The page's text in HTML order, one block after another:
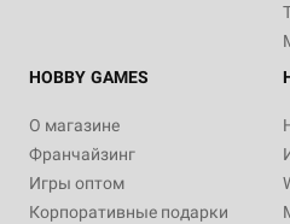
HOBBY GAMES
О магазине
Франчайзинг
Игры оптом
Корпоративные подарки